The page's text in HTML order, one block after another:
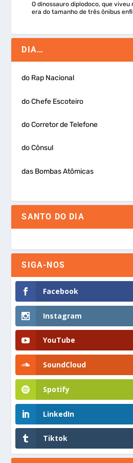
O dinossauro diplodoco, que viveu
era do tamanho de três ônibus
DIA…
do Rap Nacional
do Chefe Escoteiro
do Corretor de Telefone
do Cônsul
das Bombas Atômicas
SANTO DO DIA
SIGA-NOS
Facebook
Instagram
YouTube
SoundCloud
Spotify
LinkedIn
Tiktok